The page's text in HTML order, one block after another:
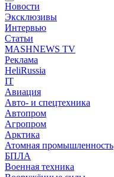
Новости
Эксклюзивы
Интервью
Статьи
MASHNEWS TV
Реклама
HeliRussia
IT
Авиация
Авто- и спецтехника
Автопром
Агропром
Арктика
Атомная промышленность
БПЛА
Военная техника